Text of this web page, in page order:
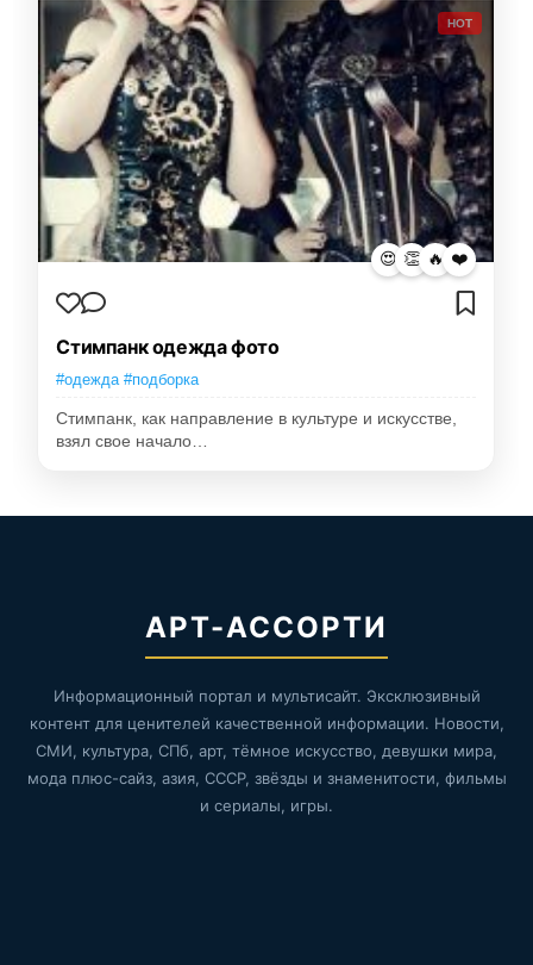
HOT
😍 👏 🔥 ❤️
Стимпанк одежда фото
#одежда #подборка
Стимпанк, как направление в культуре и искусстве,
взял свое начало…
АРТ-АССОРТИ
Информационный портал и мультисайт. Эксклюзивный
контент для ценителей качественной информации. Новости,
СМИ, культура, СПб, арт, тёмное искусство, девушки мира,
мода плюс-сайз, азия, СССР, звёзды и знаменитости, фильмы
и сериалы, игры.